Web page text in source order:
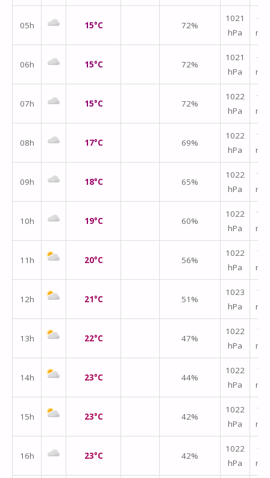
05h 15°C 72%
1021
hPa
↑
m/s
06h 15°C 72%
1021
hPa
↑
m/s
07h 15°C 72%
1022
hPa
↑
m/s
08h 17°C 69%
1022
hPa
↑
m/s
09h 18°C 65%
1022
hPa
↑
m/s
10h 19°C 60%
1022
hPa
↑
m/s
11h 20°C 56%
1022
hPa
↑
m/s
12h 21°C 51%
1023
hPa
↑
m/s
13h 22°C 47%
1022
hPa
↑
m/s
14h 23°C 44%
1022
hPa
↑
m/s
15h 23°C 42%
1022
hPa
↑
m/s
16h 23°C 42%
1022
hPa
↑
m/s